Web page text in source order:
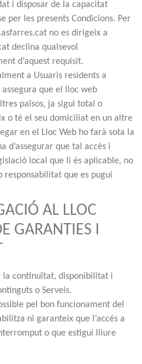
i disposar de la capacitat
per les presents Condicions. Per
no es dirigeix a
declina qualsevol
d’aquest requisit.
a Usuaris residents a
assegura que el lloc web
països, ja sigui total o
o té el seu domiciliat en un altre
en el Lloc Web ho farà sota la
d’assegurar que tal accés i
local que li és aplicable, no
responsabilitat que es pugui
AL LLOC
GARANTIES I
la continuïtat, disponibilitat i
o Serveis.
pel bon funcionament del
ni garanteix que l’accés a
o que estigui lliure